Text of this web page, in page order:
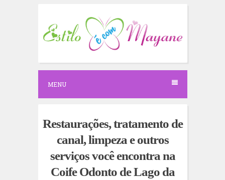
c
o
e
MENU
Restaurações, tratamento de
canal, limpeza e outros
serviços você encontra na
Coife Odonto de Lago da